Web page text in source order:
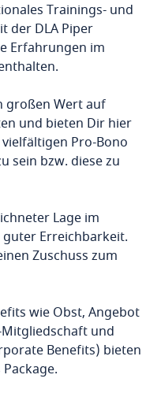
Trainings- und
der DLA Piper
Erfahrungen im
großen Wert auf
und bieten Dir hier
Pro-Bono
sein bzw. diese zu
Lage im
Erreichbarkeit.
Zuschuss zum
wie Obst, Angebot
und
Benefits) bieten